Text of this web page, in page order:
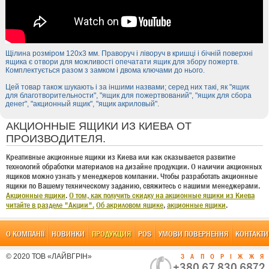
АКЦИОННЫЕ ЯЩИКИ ИЗ КИЕВА ОТ
ПРОИЗВОДИТЕЛЯ.
Креативные акционные ящики из Киева или как сказывается развитие
технологий обработки материалов на дизайне продукции. О наличии акционных
ящиков можно узнать у менеджеров компании. Чтобы разработать акционные
ящики по Вашему техническому заданию, свяжитесь с нашими менеджерами.
Акционные ящики.О том, как получить скидку на акционные ящики из Киева
читайте в разделе "Акции".Об акриловом ящике,акционные ящики.
Щілина розміром 120х3 мм. Праворуч і ліворуч в кришці і бічній поверхні
ящика є отвори для можливості опечатати ящик для збору пожертв.
Комплектується разом з замком і двома ключами до нього.
Цей товар також шукають і за іншими назвами; серед них такі, як "ящик
для благотворительности", "ящик для пожертвований", "ящик для сбора
денег", "акционный ящик", "ящик акриловый".
О КОМПАНІЇ НОВИНКИ ПРОДУКЦИЯ POS УМОВИ ПОВЕРНЕННЯ КОНТАКТИ
© 2020 ТОВ «ЛАЙВГРІН» ЗАПОРІЖЖЯ